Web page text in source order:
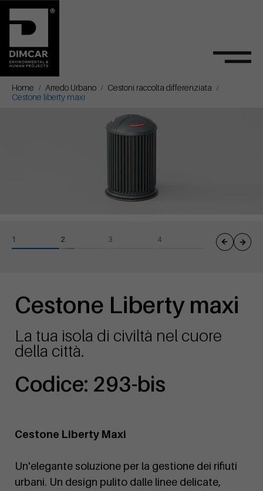
Home Arredo Urbano
Cestoni raccolta differenziata
Cestone liberty maxi
Cestone Liberty maxi
La tua isola di civiltà nel cuore
della città.
Codice: 293-bis
Cestone Liberty Maxi
Un'elegante soluzione per la gestione dei rifiuti
urbani. Un design pulito dalle linee delicate,